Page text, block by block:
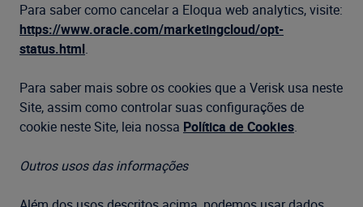
Para saber como cancelar a Eloqua web analytics, visite:
https://www.oracle.com/marketingcloud/opt-
status.html.
Para saber mais sobre os cookies que a Verisk usa neste
Site, assim como controlar suas configurações de
cookie neste Site, leia nossa Política de Cookies.
Outros usos das informações